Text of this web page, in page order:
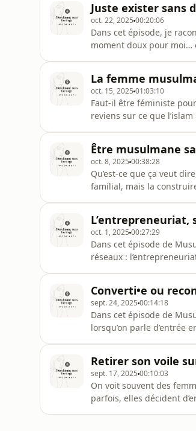
Juste exister sans
oct. 22, 2025 00:20:06
Dans cet épisode, je
moment doux pour moi…
intérieur
La femme
oct. 15, 2025 01:03:10
Faut-il être féministe
reviens sur ce que
comme les femmes
réflexion h
Être musulmane
oct. 8, 2025 00:38:28
Qu’est-ce que ça veut
familial, mais la
tout semble déj
L’entrepreneuriat,
oct. 1, 2025 00:27:29
Dans cet épisode de
réseaux :
dominan
Converti•e ou
sept. 24, 2025 00:14:18
Dans cet épisode de
lorsqu’on parle d’entrée
Retirer son voile
sept. 17, 2025 00:10:03
On voit souvent des
parfois, elles décident